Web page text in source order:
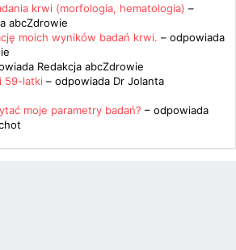
krwi (morfologia, hematologia) –
abcZdrowie
moich wyników badań krwi. – odpowiada
Redakcja abcZdrowie
59-latki – odpowiada Dr Jolanta
moje parametry badań? – odpowiada